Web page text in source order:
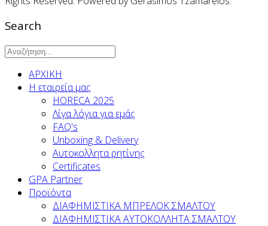
Search
ΑΡΧΙΚΗ
Η εταιρεία μας
HORECA 2025
Λίγα λόγια για εμάς
FAQ's
Unboxing & Delivery
Αυτοκολλητα ρητίνης
Certificates
GPA Partner
Προϊόντα
ΔΙΑΦΗΜΙΣΤΙΚΑ ΜΠΡΕΛΟΚ ΣΜΑΛΤΟΥ
ΔΙΑΦΗΜΙΣΤΙΚΑ ΑΥΤΟΚΟΛΛΗΤΑ ΣΜΑΛΤΟΥ